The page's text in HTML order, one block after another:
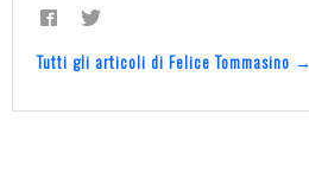
Tutti gli articoli di Felice Tommasino →